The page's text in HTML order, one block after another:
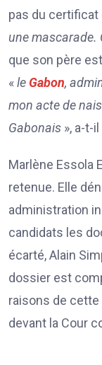
pas du certificat
une mascarade.
que son père
«le Gabon,
mon acte de
Gabonais », a-t-
Marlène Essola
retenue. Elle
administration
candidats les
écarté, Alain
dossier est
raisons de
devant la Cour